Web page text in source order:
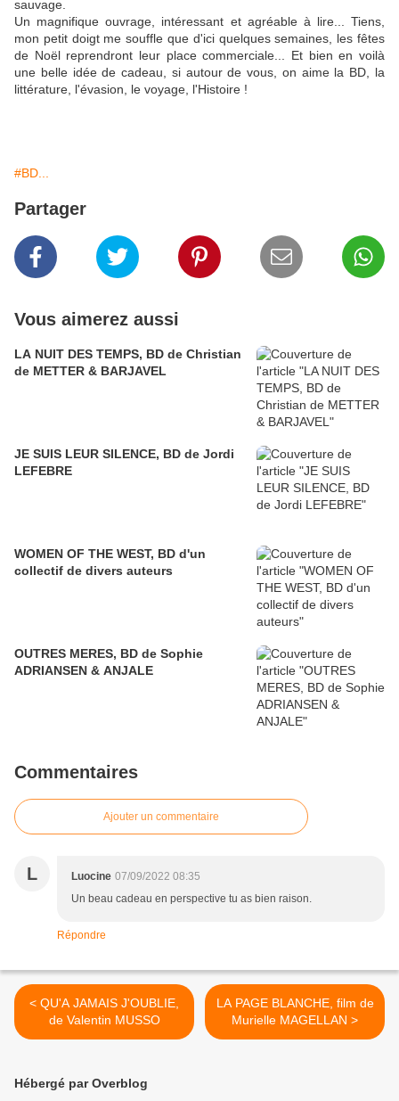
sauvage.
Un magnifique ouvrage, intéressant et agréable à lire... Tiens,
mon petit doigt me souffle que d'ici quelques semaines, les fêtes
de Noël reprendront leur place commerciale... Et bien en voilà
une belle idée de cadeau, si autour de vous, on aime la BD, la
littérature, l'évasion, le voyage, l'Histoire !
#BD...
Partager
Vous aimerez aussi
LA NUIT DES TEMPS, BD de Christian
de METTER & BARJAVEL
JE SUIS LEUR SILENCE, BD de Jordi
LEFEBRE
WOMEN OF THE WEST, BD d'un
collectif de divers auteurs
OUTRES MERES, BD de Sophie
ADRIANSEN & ANJALE
Commentaires
Ajouter un commentaire
L Luocine 07/09/2022 08:35
Un beau cadeau en perspective tu as bien raison.
Répondre
< QU'A JAMAIS J'OUBLIE,
de Valentin MUSSO
LA PAGE BLANCHE, film de
Murielle MAGELLAN >
Hébergé par Overblog